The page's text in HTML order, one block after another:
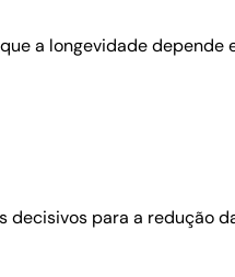
a longevidade depende
decisivos para a redução